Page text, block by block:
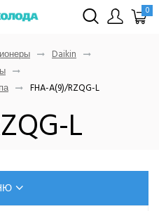
0
Daikin
FHA-A(9)/RZQG-L
L